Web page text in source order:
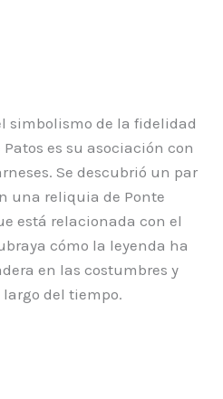
simbolismo de la fidelidad
es su asociación con
Se descubrió un par
una reliquia de Ponte
está relacionada con el
cómo la leyenda ha
en las costumbres y
del tiempo.